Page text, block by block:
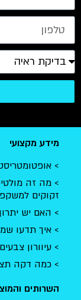
מידע מקצועי
מה זה
זקוקים
האם יש
איך תדעו
עיוורון צבעים
כמה דקה
השרותים